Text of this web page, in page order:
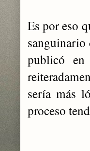
Es por eso
sanguinario
publicó en
sería más
proceso